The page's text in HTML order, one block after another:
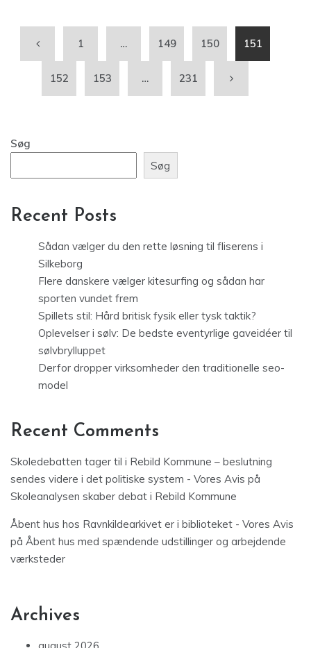
1 … 149 150 151
152 153 … 231
Søg
Søg
Recent Posts
Sådan vælger du den rette løsning til fliserens i
Silkeborg
Flere danskere vælger kitesurfing og sådan har
sporten vundet frem
Spillets stil: Hård britisk fysik eller tysk taktik?
Oplevelser i sølv: De bedste eventyrlige gaveidéer til
sølvbrylluppet
Derfor dropper virksomheder den traditionelle seo-
model
Recent Comments
Skoledebatten tager til i Rebild Kommune – beslutning
sendes videre i det politiske system - Vores Avis på
Skoleanalysen skaber debat i Rebild Kommune
Åbent hus hos Ravnkildearkivet er i biblioteket - Vores Avis
på Åbent hus med spændende udstillinger og arbejdende
værksteder
Archives